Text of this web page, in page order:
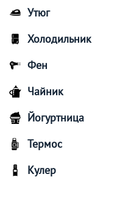
Утюг
Холодильник
Фен
Чайник
Йогуртница
Термос
Кулер